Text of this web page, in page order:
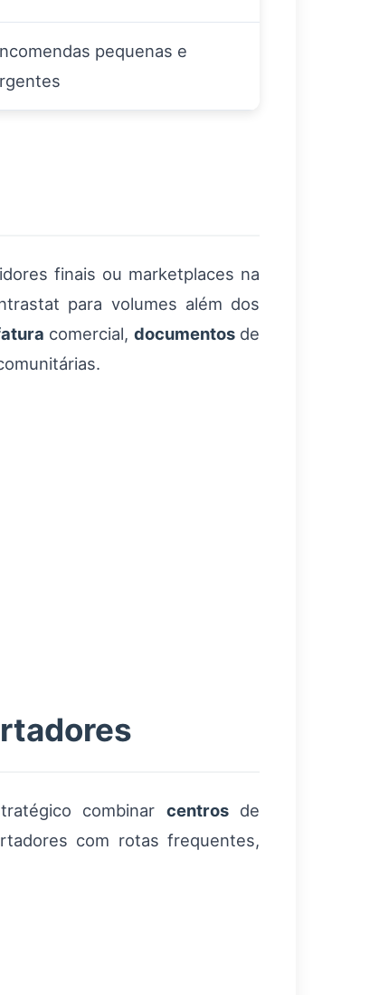
pequenas e
finais ou marketplaces na
para volumes além dos
comercial, documentosde
combinar centrosde
com rotas frequentes,